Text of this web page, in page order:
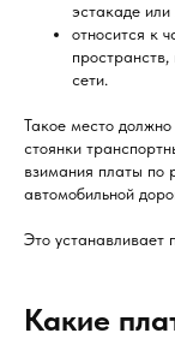
эстакаде или
относится к
сети.
Такое место
стоянки
взимания платы по
автомобильной
Это устанавливает
Какие